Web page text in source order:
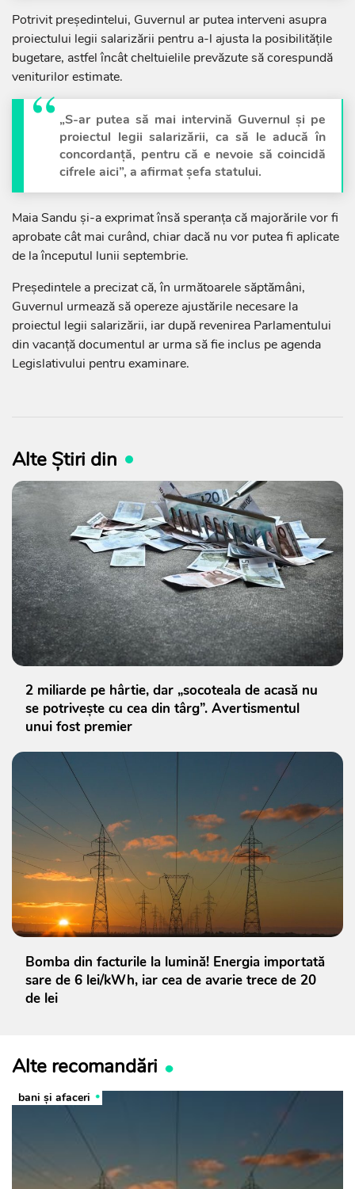
Potrivit președintelui, Guvernul ar putea interveni asupra
proiectului legii salarizării pentru a-l ajusta la posibilitățile
bugetare, astfel încât cheltuielile prevăzute să corespundă
veniturilor estimate.
„S-ar putea să mai intervină Guvernul și pe
proiectul legii salarizării, ca să le aducă în
concordanță, pentru că e nevoie să coincidă
cifrele aici”, a afirmat șefa statului.
Maia Sandu și-a exprimat însă speranța că majorările vor fi
aprobate cât mai curând, chiar dacă nu vor putea fi aplicate
de la începutul lunii septembrie.
Președintele a precizat că, în următoarele săptămâni,
Guvernul urmează să opereze ajustările necesare la
proiectul legii salarizării, iar după revenirea Parlamentului
din vacanță documentul ar urma să fie inclus pe agenda
Legislativului pentru examinare.
Alte Știri din
2 miliarde pe hârtie, dar „socoteala de acasă nu
se potrivește cu cea din târg”. Avertismentul
unui fost premier
Bomba din facturile la lumină! Energia importată
sare de 6 lei/kWh, iar cea de avarie trece de 20
de lei
Alte recomandări
bani și afaceri